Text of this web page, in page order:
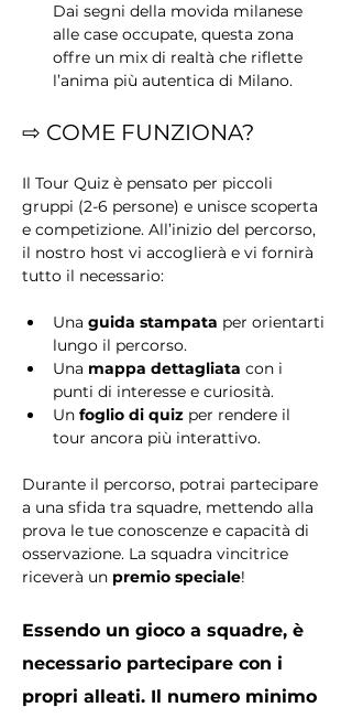
Dai segni della movida milanese
alle case occupate, questa zona
offre un mix di realtà che riflette
l’anima più autentica di Milano.
⇨ COME FUNZIONA?
Il Tour Quiz è pensato per piccoli
gruppi (2-6 persone) e unisce scoperta
e competizione. All’inizio del percorso,
il nostro host vi accoglierà e vi fornirà
tutto il necessario:
Una guida stampata per orientarti
lungo il percorso.
Una mappa dettagliata con i
punti di interesse e curiosità.
Un foglio di quiz per rendere il
tour ancora più interattivo.
Durante il percorso, potrai partecipare
a una sfida tra squadre, mettendo alla
prova le tue conoscenze e capacità di
osservazione. La squadra vincitrice
riceverà un premio speciale!
Essendo un gioco a squadre, è
necessario partecipare con i
propri alleati. Il numero minimo